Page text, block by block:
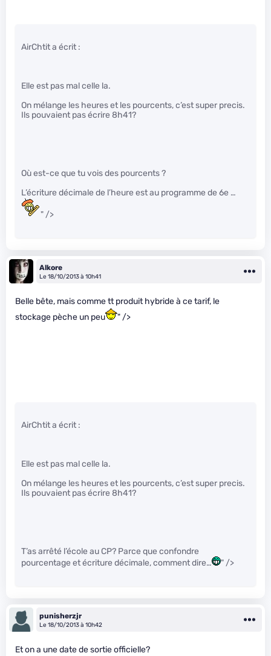
AirChtit a écrit :
Elle est pas mal celle la.
On mélange les heures et les pourcents, c’est super precis.
Ils pouvaient pas écrire 8h41?
Où est-ce que tu vois des pourcents ?
L’écriture décimale de l’heure est au programme de 6e …
" />
Alkore
Le 18/10/2013 à 10h41
Belle bête, mais comme tt produit hybride à ce tarif, le
stockage pèche un peu
" />
AirChtit a écrit :
Elle est pas mal celle la.
On mélange les heures et les pourcents, c’est super precis.
Ils pouvaient pas écrire 8h41?
T’as arrêté l’école au CP? Parce que confondre
pourcentage et écriture décimale, comment dire…
" />
punisherzjr
Le 18/10/2013 à 10h42
Et on a une date de sortie officielle?